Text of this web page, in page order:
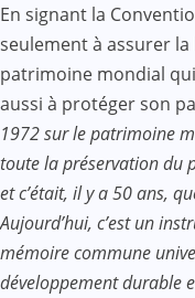
En signant la
seulement à assurer
patrimoine mondial
aussi à protéger son
1972 sur le patrimoine
toute la préservation du
et c’était, il y a 50 ans,
Aujourd’hui, c’est un
mémoire commune
développement durable